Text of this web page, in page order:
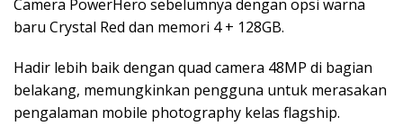
Camera PowerHero sebelumnya dengan opsi warna
baru Crystal Red dan memori 4 + 128GB.
Hadir lebih baik dengan quad camera 48MP di bagian
belakang, memungkinkan pengguna untuk merasakan
pengalaman mobile photography kelas flagship.